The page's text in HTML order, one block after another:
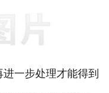
资质荣誉
联系我们
一步处理才能得到